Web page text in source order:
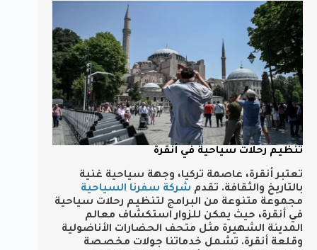
تنظيم رحلات سياحية في أنقرة
تعتبر أنقرة، عاصمة تركيا، وجهة سياحية غنية
بالتاريخ والثقافة. تقدم شركة سفرنا السياحية
مجموعة متنوعة من البرامج لتنظيم رحلات سياحية
في أنقرة، حيث يمكن للزوار استكشاف معالم
المدينة الشهيرة مثل متحف الحضارات الأناضولية
وقلعة أنقرة. تشمل خدماتنا جولات مخصصة